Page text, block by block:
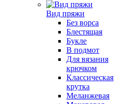
Вид пряжи
Без ворса
Блестящая
Букле
В подмот
Для вязания
крючком
Классическая
крутка
Меланжевая